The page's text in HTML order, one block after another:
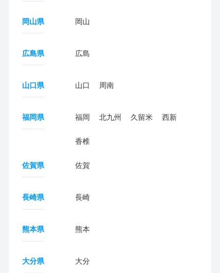
岡山県 岡山
広島県 広島
山口県 山口 周南
福岡県 福岡 北九州 久留米 西新
香椎
佐賀県 佐賀
長崎県 長崎
熊本県 熊本
大分県 大分